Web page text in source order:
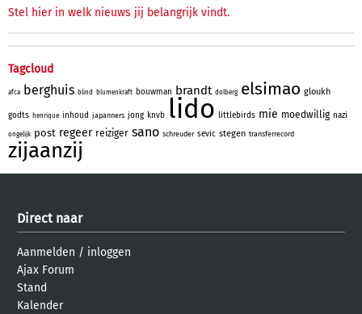
Stel hier in welk nieuws jij belangrijk vindt.
Tagcloud
afca berghuis blind blumenkraft bouwman brandt dolberg elsimao gloukh
godts henrique inhoud japanners jong knvb lido littlebirds mie moedwillig nazi
ongelijk post regeer reiziger sano schreuder sevic stegen transferrecord
zijaanzij
Direct naar
Aanmelden / inloggen
Ajax Forum
Stand
Kalender